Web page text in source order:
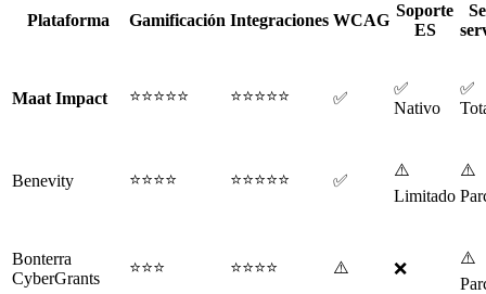
Plataforma Gamificación Integraciones WCAG
Soporte
ES
Maat Impact ⭐⭐⭐⭐⭐ ⭐⭐⭐⭐⭐ ✅
✅
Nativo
✅
Benevity ⭐⭐⭐⭐ ⭐⭐⭐⭐⭐ ✅
⚠️
Limitado
⚠️
Bonterra
CyberGrants
⭐⭐⭐ ⭐⭐⭐⭐ ⚠️ ❌
⚠️